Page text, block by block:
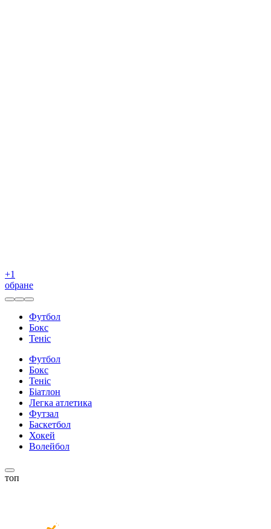
+1
обране
Футбол
Бокс
Теніс
Футбол
Бокс
Теніс
Біатлон
Легка атлетика
Футзал
Баскетбол
Хокей
Волейбол
топ